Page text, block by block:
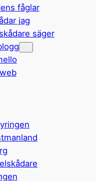
fåglar
jag
säger